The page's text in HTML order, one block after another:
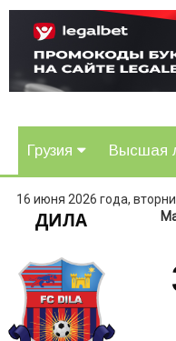
Грузия Высшая
16 июня 2026 года,
ДИЛА